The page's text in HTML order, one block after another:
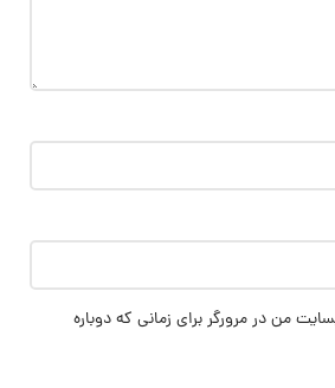
من در مرورگر برای زمانی که دوباره